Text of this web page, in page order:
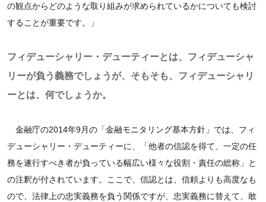
の観点からどのような取り組みが求められているかについても検討
することが重要です。」
フィデューシャリー・デューティーとは、フィデューシャ
リーが負う義務でしょうが、そもそも、フィデューシャリ
ーとは、何でしょうか。
金融庁の2014年9月の「金融モニタリング基本方針」では、フィ
デューシャリー・デューティーに、「他者の信認を得て、一定の任
務を遂行すべき者が負っている幅広い様々な役割・責任の総称」と
の注釈が付されています。ここで、信認とは、信頼よりも高度なも
ので、法律上の忠実義務を負う関係ですが、忠実義務に替えて、敢